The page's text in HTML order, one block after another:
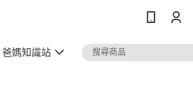
爸媽知識站